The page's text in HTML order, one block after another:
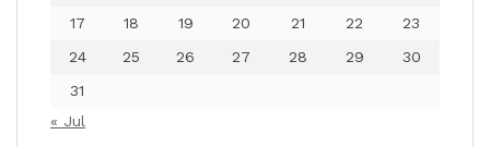
17
18 19 20 21 22
23
24
25 26 27 28 29
30
31
« Jul